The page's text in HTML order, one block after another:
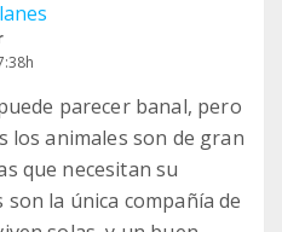
parecer banal, pero
los animales son de gran
que necesitan su
son la única compañía de